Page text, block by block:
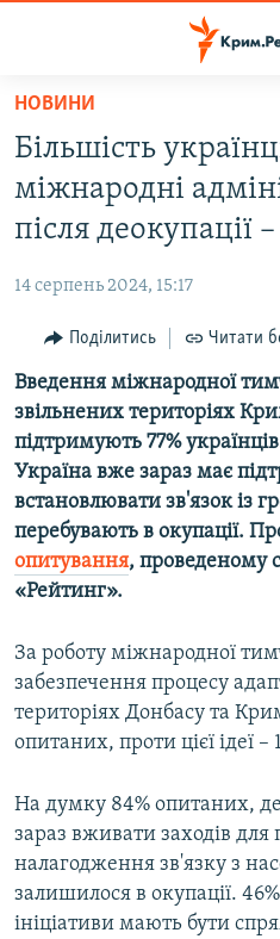
Перейти
основного
матеріалу
Перейти
до
основної
навігації
Перейти
пошуку
ВІДЕО ТА ФОТО
БЛОГИ
ПОГЛЯД
ІНТЕРВ'Ю
ВСЕ ЗА ДЕНЬ
СПЕЦПРОЕКТИ
ДЕПОРТАЦІЯ
ВІДЕОУРОКИ «ELIFBE»
СВІДЧЕННЯ ОКУПАЦІЇ
УКРАЇНСЬКА ПРОБЛЕМА КРИМУ
ІНФОГРАФІКА
ЯК ОБІЙТИ БЛОКУВАННЯ
Русский
ДОЛУЧАЙСЯ!
Усі сайти RFE/RL
НОВИНИ
Більшість
міжнародні
після деокупації
14 серпень 2024, 15:17
Поділитись Читати
Введення міжнародної
звільнених територіях
підтримують 77%
Україна вже зараз має
встановлювати зв'язок із
перебувають в окупації.
опитування, проведеному
«Рейтинг».
За роботу міжнародної
забезпечення процесу
територіях Донбасу та
опитаних, проти цієї ідеї –
На думку 84% опитаних,
зараз вживати заходів для
налагодження зв'язку з
залишилося в окупації.
ініціативи мають бути